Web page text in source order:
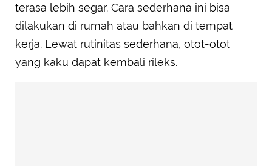
terasa lebih segar. Cara sederhana ini bisa
dilakukan di rumah atau bahkan di tempat
kerja. Lewat rutinitas sederhana, otot-otot
yang kaku dapat kembali rileks.